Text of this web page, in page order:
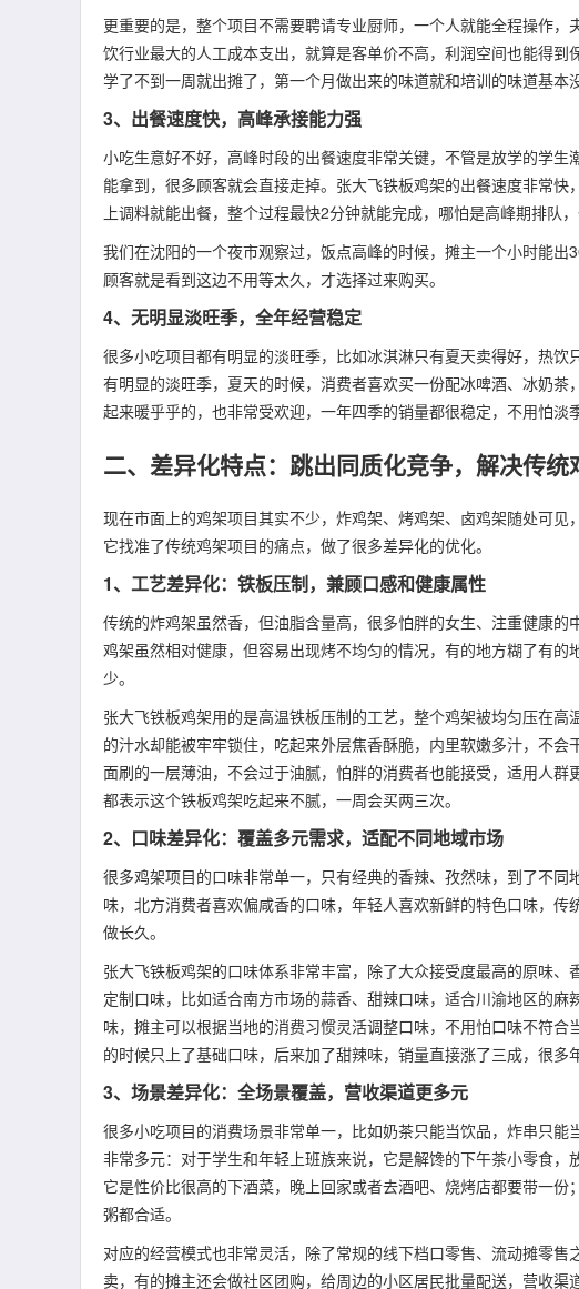
更重要的是，整个项目不需要聘请专业厨师，一个人就能全程操作
饮行业最大的人工成本支出，就算是客单价不高，利润空间也能得到
学了不到一周就出摊了，第一个月做出来的味道就和培训的味道基本
3、出餐速度快，高峰承接能力强
小吃生意好不好，高峰时段的出餐速度非常关键，不管是放学的学
能拿到，很多顾客就会直接走掉。张大飞铁板鸡架的出餐速度非常
上调料就能出餐，整个过程最快2分钟就能完成，哪怕是高峰期排队
我们在沈阳的一个夜市观察过，饭点高峰的时候，摊主一个小时能
顾客就是看到这边不用等太久，才选择过来购买。
4、无明显淡旺季，全年经营稳定
很多小吃项目都有明显的淡旺季，比如冰淇淋只有夏天卖得好，热
有明显的淡旺季，夏天的时候，消费者喜欢买一份配冰啤酒、冰奶
起来暖乎乎的，也非常受欢迎，一年四季的销量都很稳定，不用怕淡
二、差异化特点：跳出同质化竞争，解决传
现在市面上的鸡架项目其实不少，炸鸡架、烤鸡架、卤鸡架随处可
它找准了传统鸡架项目的痛点，做了很多差异化的优化。
1、工艺差异化：铁板压制，兼顾口感和健康属性
传统的炸鸡架虽然香，但油脂含量高，很多怕胖的女生、注重健康
鸡架虽然相对健康，但容易出现烤不均匀的情况，有的地方糊了有
少。
张大飞铁板鸡架用的是高温铁板压制的工艺，整个鸡架被均匀压在
的汁水却能被牢牢锁住，吃起来外层焦香酥脆，内里软嫩多汁，不
面刷的一层薄油，不会过于油腻，怕胖的消费者也能接受，适用人群
都表示这个铁板鸡架吃起来不腻，一周会买两三次。
2、口味差异化：覆盖多元需求，适配不同地域市场
很多鸡架项目的口味非常单一，只有经典的香辣、孜然味，到了不
味，北方消费者喜欢偏咸香的口味，年轻人喜欢新鲜的特色口味，
做长久。
张大飞铁板鸡架的口味体系非常丰富，除了大众接受度最高的原味
定制口味，比如适合南方市场的蒜香、甜辣口味，适合川渝地区的
味，摊主可以根据当地的消费习惯灵活调整口味，不用怕口味不符
的时候只上了基础口味，后来加了甜辣味，销量直接涨了三成，很多
3、场景差异化：全场景覆盖，营收渠道更多元
很多小吃项目的消费场景非常单一，比如奶茶只能当饮品，炸串只
非常多元：对于学生和年轻上班族来说，它是解馋的下午茶小零食，
它是性价比很高的下酒菜，晚上回家或者去酒吧、烧烤店都要带一
粥都合适。
对应的经营模式也非常灵活，除了常规的线下档口零售、流动摊零
卖，有的摊主还会做社区团购，给周边的小区居民批量配送，营收